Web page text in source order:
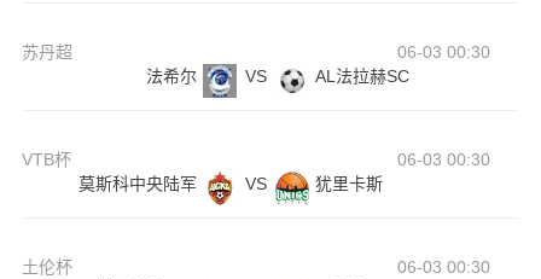
苏丹超
06-03 00:30
法希尔
VS AL法拉赫SC
VTB杯
06-03 00:30
莫斯科中央陆军
VS 犹里卡斯
土伦杯
06-03 00:30